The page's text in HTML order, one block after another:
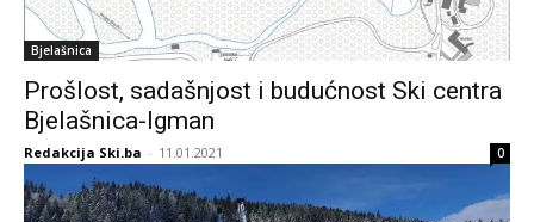
Bjelašnica
Prošlost, sadašnjost i budućnost Ski centra
Bjelašnica-Igman
Redakcija Ski.ba - 11.01.2021 0